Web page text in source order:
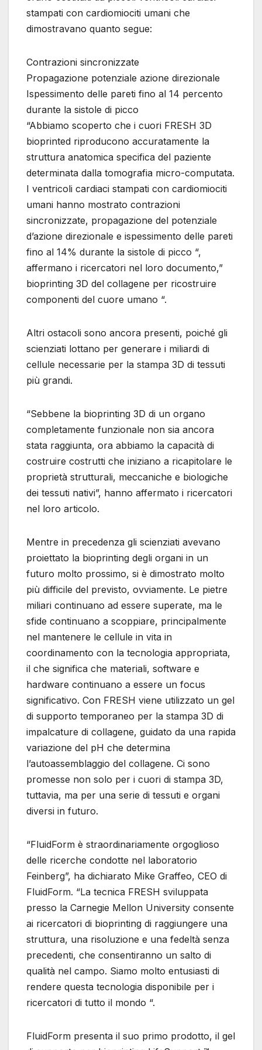
stampati con cardiomiociti umani che
dimostravano quanto segue:
Contrazioni sincronizzate
Propagazione potenziale azione direzionale
Ispessimento delle pareti fino al 14 percento
durante la sistole di picco
“Abbiamo scoperto che i cuori FRESH 3D
bioprinted riproducono accuratamente la
struttura anatomica specifica del paziente
determinata dalla tomografia micro-computata.
I ventricoli cardiaci stampati con cardiomiociti
umani hanno mostrato contrazioni
sincronizzate, propagazione del potenziale
d’azione direzionale e ispessimento delle pareti
fino al 14% durante la sistole di picco “,
affermano i ricercatori nel loro documento,”
bioprinting 3D del collagene per ricostruire
componenti del cuore umano “.
Altri ostacoli sono ancora presenti, poiché gli
scienziati lottano per generare i miliardi di
cellule necessarie per la stampa 3D di tessuti
più grandi.
“Sebbene la bioprinting 3D di un organo
completamente funzionale non sia ancora
stata raggiunta, ora abbiamo la capacità di
costruire costrutti che iniziano a ricapitolare le
proprietà strutturali, meccaniche e biologiche
dei tessuti nativi”, hanno affermato i ricercatori
nel loro articolo.
Mentre in precedenza gli scienziati avevano
proiettato la bioprinting degli organi in un
futuro molto prossimo, si è dimostrato molto
più difficile del previsto, ovviamente. Le pietre
miliari continuano ad essere superate, ma le
sfide continuano a scoppiare, principalmente
nel mantenere le cellule in vita in
coordinamento con la tecnologia appropriata,
il che significa che materiali, software e
hardware continuano a essere un focus
significativo. Con FRESH viene utilizzato un gel
di supporto temporaneo per la stampa 3D di
impalcature di collagene, guidato da una rapida
variazione del pH che determina
l’autoassemblaggio del collagene. Ci sono
promesse non solo per i cuori di stampa 3D,
tuttavia, ma per una serie di tessuti e organi
diversi in futuro.
“FluidForm è straordinariamente orgoglioso
delle ricerche condotte nel laboratorio
Feinberg”, ha dichiarato Mike Graffeo, CEO di
FluidForm. “La tecnica FRESH sviluppata
presso la Carnegie Mellon University consente
ai ricercatori di bioprinting di raggiungere una
struttura, una risoluzione e una fedeltà senza
precedenti, che consentiranno un salto di
qualità nel campo. Siamo molto entusiasti di
rendere questa tecnologia disponibile per i
ricercatori di tutto il mondo “.
FluidForm presenta il suo primo prodotto, il gel